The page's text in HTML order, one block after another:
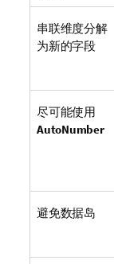
串联维度分解
为新的字段
尽可能使用
AutoNumber
避免数据岛